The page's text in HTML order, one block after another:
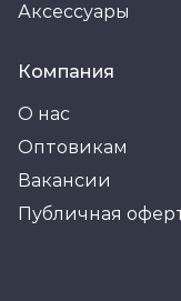
Аксессуары
Компания
О нас
Оптовикам
Вакансии
Публичная